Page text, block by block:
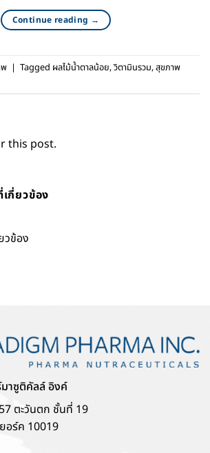
Continue reading →
| Tagged ผลไม้น้ำตาลน้อย,วิตามินรวม,สุขภาพ
this post.
กี่ยวข้อง
ข้อง
าซูติคัลล์ อิงค์
ตะวันตก ชั้นที่ 19
อร์ค 10019